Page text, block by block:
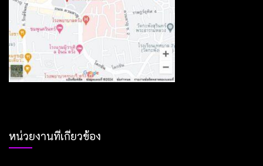
หน่วยงานที่เกี่ยวข้อง